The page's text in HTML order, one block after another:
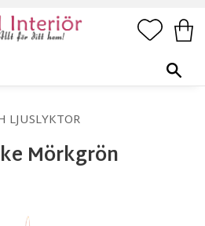
LJUSLYKTOR
Mörkgrön